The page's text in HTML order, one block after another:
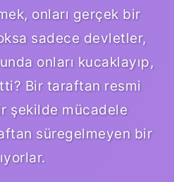
onları gerçek bir
sadece devletler,
onları kucaklayıp,
Bir taraftan resmi
şekilde mücadele
süregelmeyen bir